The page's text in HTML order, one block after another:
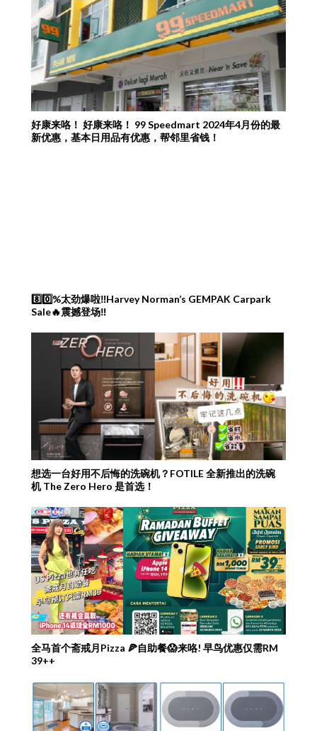
好康来咯！ 好康来咯！ 99 Speedmart 2024年4月份的最
新优惠，基本日用品有优惠，帮邻里省钱！
8️⃣0️⃣%太劲爆啦‼️Harvey Norman’s GEMPAK Carpark
Sale🔥震撼登场‼️
想选一台好用不后悔的洗碗机？FOTILE 全新推出的洗碗
机 The Zero Hero 是首选！
全马首个斋戒月Pizza 🍕自助餐😱来咯! 早鸟优惠仅需RM
39++